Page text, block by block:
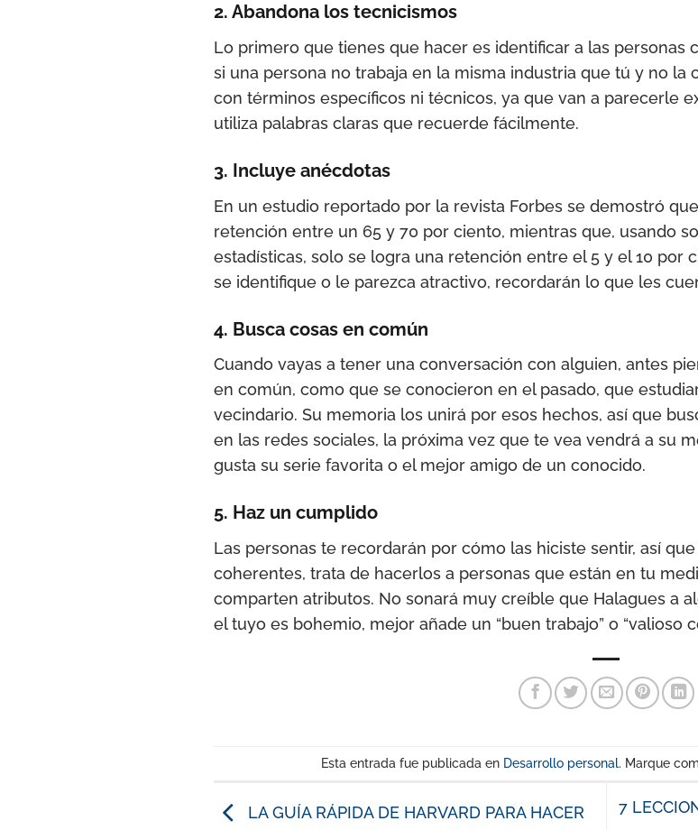
2. Abandona los tecnicismos
Lo primero que tienes que hacer es identificar a las personas
si una persona no trabaja en la misma industria que tú y no la
con términos específicos ni técnicos, ya que van a parecerle
utiliza palabras claras que recuerde fácilmente.
3. Incluye anécdotas
En un estudio reportado por la revista Forbes se demostró
retención entre un 65 y 70 por ciento, mientras que, usando
estadísticas, solo se logra una retención entre el 5 y el 10 por
se identifique o le parezca atractivo, recordarán lo que les
4. Busca cosas en común
Cuando vayas a tener una conversación con alguien, antes
en común, como que se conocieron en el pasado, que
vecindario. Su memoria los unirá por esos hechos, así que
en las redes sociales, la próxima vez que te vea vendrá a su
gusta su serie favorita o el mejor amigo de un conocido.
5. Haz un cumplido
Las personas te recordarán por cómo las hiciste sentir, así
coherentes, trata de hacerlos a personas que están en tu
comparten atributos. No sonará muy creíble que Halagues a
el tuyo es bohemio, mejor añade un “buen trabajo” o “valioso
Esta entrada fue publicada en Desarrollo personal. Marque
LA GUÍA RÁPIDA DE HARVARD PARA HACER
7